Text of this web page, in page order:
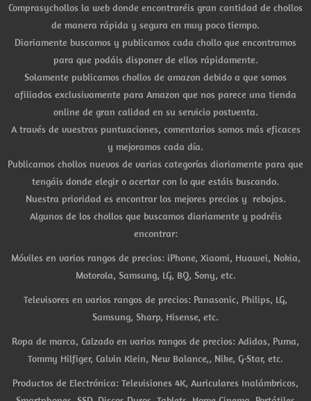
Comprasychollos la web donde encontraréis gran cantidad de chollos
de manera rápida y segura en muy poco tiempo.
Diariamente buscamos y publicamos cada chollo que encontramos
para que podáis disponer de ellos rápidamente.
Solamente publicamos chollos de amazon debido a que somos
afiliados exclusivamente para Amazon que nos parece una tienda
online de gran calidad en su servicio postventa.
A través de vuestras puntuaciones, comentarios somos más eficaces
y mejoramos cada día.
Publicamos chollos nuevos de varias categorías diariamente para que
tengáis donde elegir o acertar con lo que estáis buscando.
Nuestra prioridad es encontrar los mejores precios y rebajas.
Algunos de los chollos que buscamos diariamente y podréis
encontrar:
Móviles en varios rangos de precios: iPhone, Xiaomi, Huawei, Nokia,
Motorola, Samsung, LG, BQ, Sony, etc.
Televisores en varios rangos de precios: Panasonic, Philips, LG,
Samsung, Sharp, Hisense, etc.
Ropa de marca, Calzado en varios rangos de precios: Adidas, Puma,
Tommy Hilfiger, Calvin Klein, New Balance,, Nike, G-Star, etc.
Productos de Electrónica: Televisiones 4K, Auriculares Inalámbricos,